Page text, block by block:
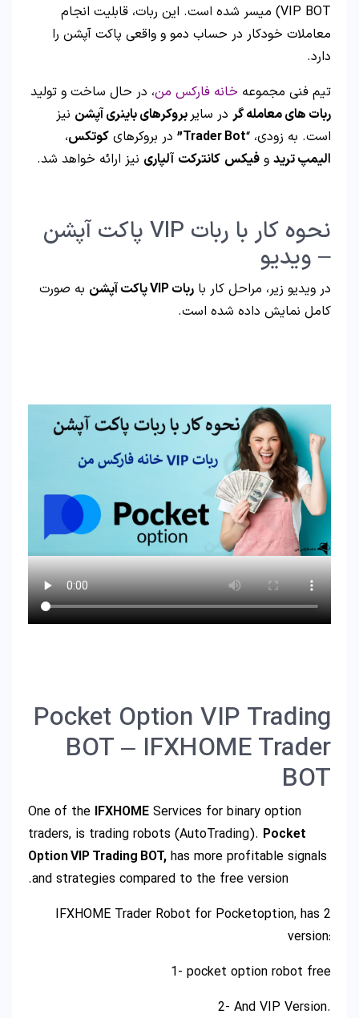
VIP BOT) میسر شده است. این ربات، قابلیت انجام
معاملات خودکار در حساب دمو و واقعی پاکت آپشن را
دارد.
تیم فنی مجموعه خانه فارکس من، در حال ساخت و تولید
ربات های معامله گر در سایربروکرهای باینری آپشن نیز
است. به زودی، “Trader Bot” در بروکرهای کوتکس،
الیمپ ترید و فیکس کانترکت آلپاری نیز ارائه خواهد شد.
نحوه کار با ربات VIP پاکت آپشن
– ویدیو
در ویدیو زیر، مراحل کار با ربات VIP پاکت آپشن
به صورت
کامل نمایش داده شده است.
Pocket Option VIP Trading
BOT – IFXHOME Trader
BOT
One of the IFXHOME Services for binary option
traders, is trading robots (AutoTrading). Pocket
Option VIP Trading BOT, has more profitable signals
and strategies compared to the free version.
IFXHOME Trader Robot for Pocketoption, has 2
version:
1- pocket option robot free
2- And VIP Version.